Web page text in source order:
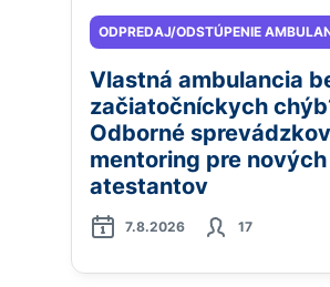
ODPREDAJ/ODSTÚPENIE
Vlastná ambulancia
začiatočníckych
Odborné
mentoring pre nových
atestantov
7.8.2026 17